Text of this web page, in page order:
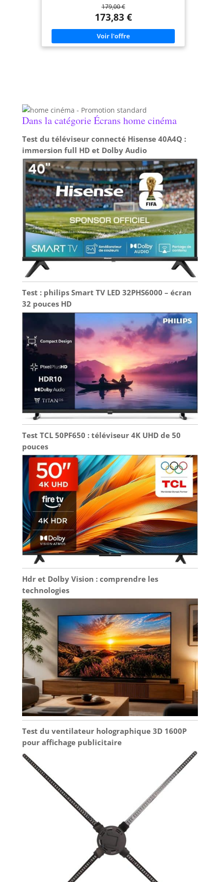
179,00 €
173,83 €
Dans la catégorie Écrans home cinéma
Test du téléviseur connecté Hisense 40A4Q :
immersion full HD et Dolby Audio
Test : philips Smart TV LED 32PHS6000 – écran
32 pouces HD
Test TCL 50PF650 : téléviseur 4K UHD de 50
pouces
Hdr et Dolby Vision : comprendre les
technologies
Test du ventilateur holographique 3D 1600P
pour affichage publicitaire